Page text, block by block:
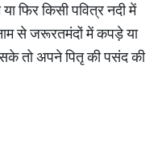
फिर किसी पवित्र नदी में
से जरूरतमंदों में कपड़े या
तो अपने पितृ की पसंद की